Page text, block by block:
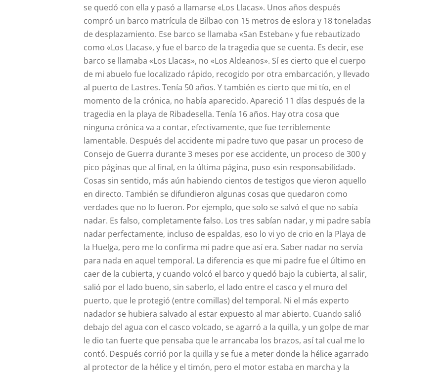
se quedó con ella y pasó a llamarse «Los Llacas». Unos años después
compró un barco matrícula de Bilbao con 15 metros de eslora y 18 toneladas
de desplazamiento. Ese barco se llamaba «San Esteban» y fue rebautizado
como «Los Llacas», y fue el barco de la tragedia que se cuenta. Es decir, ese
barco se llamaba «Los Llacas», no «Los Aldeanos». Sí es cierto que el cuerpo
de mi abuelo fue localizado rápido, recogido por otra embarcación, y llevado
al puerto de Lastres. Tenía 50 años. Y también es cierto que mi tío, en el
momento de la crónica, no había aparecido. Apareció 11 días después de la
tragedia en la playa de Ribadesella. Tenía 16 años. Hay otra cosa que
ninguna crónica va a contar, efectivamente, que fue terriblemente
lamentable. Después del accidente mi padre tuvo que pasar un proceso de
Consejo de Guerra durante 3 meses por ese accidente, un proceso de 300 y
pico páginas que al final, en la última página, puso «sin responsabilidad».
Cosas sin sentido, más aún habiendo cientos de testigos que vieron aquello
en directo. También se difundieron algunas cosas que quedaron como
verdades que no lo fueron. Por ejemplo, que solo se salvó el que no sabía
nadar. Es falso, completamente falso. Los tres sabían nadar, y mi padre sabía
nadar perfectamente, incluso de espaldas, eso lo vi yo de crio en la Playa de
la Huelga, pero me lo confirma mi padre que así era. Saber nadar no servía
para nada en aquel temporal. La diferencia es que mi padre fue el último en
caer de la cubierta, y cuando volcó el barco y quedó bajo la cubierta, al salir,
salió por el lado bueno, sin saberlo, el lado entre el casco y el muro del
puerto, que le protegió (entre comillas) del temporal. Ni el más experto
nadador se hubiera salvado al estar expuesto al mar abierto. Cuando salió
debajo del agua con el casco volcado, se agarró a la quilla, y un golpe de mar
le dio tan fuerte que pensaba que le arrancaba los brazos, así tal cual me lo
contó. Después corrió por la quilla y se fue a meter donde la hélice agarrado
al protector de la hélice y el timón, pero el motor estaba en marcha y la